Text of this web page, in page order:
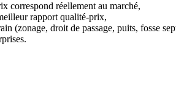
correspond réellement au marché,
rapport qualité-prix,
(zonage, droit de passage, puits, fosse